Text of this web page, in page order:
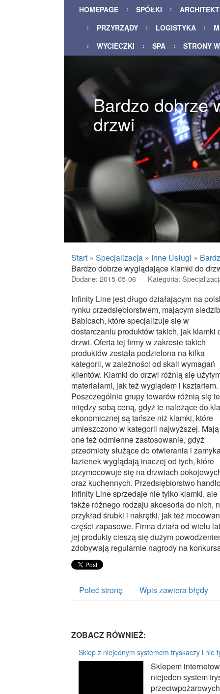
HOMEPAGE SPÓŁKI
PRZYRZĄDY
LOGISTYKA
WYCIECZKI
SPA STRONY
Bardzo dobrze
drzwi
Start » Specjalizacja » Inne Usługi »
Bardzo dobrze wyglądające klamki do
Dodane: 2015-05-06 Kategoria:
Infinity Line jest długo działającym na
rynku przedsiębiorstwem, mającym
Babicach, które specjalizuje się w
dostarczaniu produktów takich, jak klamki
drzwi. Oferta tej firmy w zakresie takich
produktów została podzielona na kilka
kategorii, w zależności od skali wymagań
klientów. Klamki do drzwi różnią się
materiałami, jak też wyglądem i kształtem.
Poszczególnie grupy towarów różnią się
między sobą ceną, gdyż te należące do
ekonomicznej są tańsze niż klamki, które
umieszczono w kategorii najwyższej. Mają
one też odmienne zastosowanie, gdyż
przedmioty służące do otwierania i
łazienek wyglądają inaczej od tych, które
przymocowuje się na drzwiach
oraz kuchennych. Przedsiębiorstwo
Infinity Line sprzedaje nie tylko klamki, ale
także różnego rodzaju akcesoria do nich,
przykład śrubki i nakrętki, jak też
części zapasowe. Firma działa od wielu
jej produkty cieszą się dużym
zdobywają regularnie nagrody na
Poleć stronę Wpis zawiera błędy
ZOBACZ RÓWNIEŻ:
Sklep z niejednym systemem tryskaczy i nie
Sklepem
niejeden system